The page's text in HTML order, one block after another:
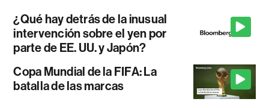
¿Qué hay detrás de la inusual
intervención sobre el yen por
parte de EE. UU. y Japón?
Copa Mundial de la FIFA: La
batalla de las marcas